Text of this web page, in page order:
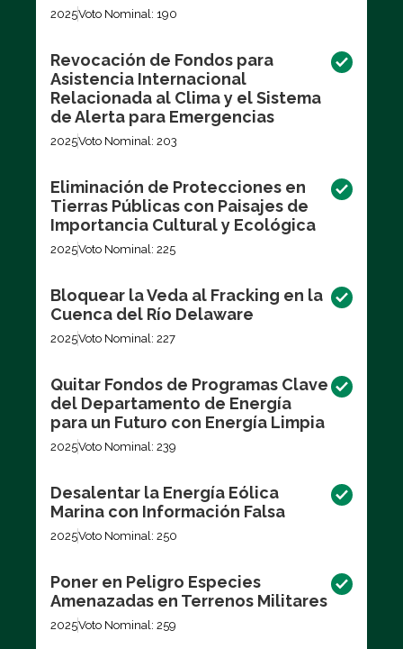
2025Voto Nominal: 190
Revocación de Fondos para
Asistencia Internacional
Relacionada al Clima y el Sistema
de Alerta para Emergencias
2025Voto Nominal: 203
Eliminación de Protecciones en
Tierras Públicas con Paisajes de
Importancia Cultural y Ecológica
2025Voto Nominal: 225
Bloquear la Veda al Fracking en la
Cuenca del Río Delaware
2025Voto Nominal: 227
Quitar Fondos de Programas Clave
del Departamento de Energía
para un Futuro con Energía Limpia
2025Voto Nominal: 239
Desalentar la Energía Eólica
Marina con Información Falsa
2025Voto Nominal: 250
Poner en Peligro Especies
Amenazadas en Terrenos Militares
2025Voto Nominal: 259